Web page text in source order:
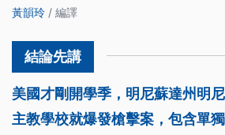
黃韻玲 / 編譯
美國才剛開學季，明尼蘇達州明
主教學校就爆發槍擊案，包含單